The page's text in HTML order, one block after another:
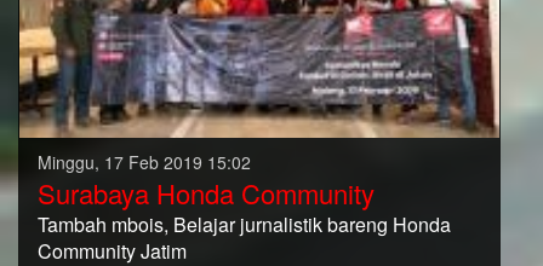
Minggu, 17 Feb 2019 15:02
Surabaya Honda Community
Tambah mbois, Belajar jurnalistik bareng Honda
Community Jatim